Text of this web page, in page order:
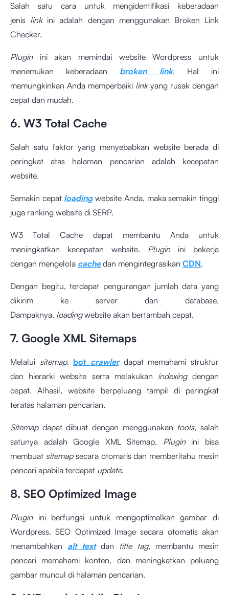
Salah satu cara untuk mengidentifikasi keberadaan
jenis link ini adalah dengan menggunakan Broken Link
Checker.
Pluginini akan memindai website Wordpress untuk
menemukan keberadaan broken link. Hal ini
memungkinkan Anda memperbaiki linkyang rusak dengan
cepat dan mudah.
6. W3 Total Cache
Salah satu faktor yang menyebabkan website berada di
peringkat atas halaman pencarian adalah kecepatan
website.
Semakin cepat loadingwebsite Anda, maka semakin tinggi
juga ranking website di SERP.
W3 Total Cache dapat membantu Anda untuk
meningkatkan kecepatan website. Plugin ini bekerja
dengan mengelola cache dan mengintegrasikan CDN.
Dengan begitu, terdapat pengurangan jumlah data yang
dikirim ke server dan database.
Dampaknya, loadingwebsite akan bertambah cepat.
7. Google XML Sitemaps
Melalui sitemap, bot crawler dapat memahami struktur
dan hierarki website serta melakukan indexingdengan
cepat. Alhasil, website berpeluang tampil di peringkat
teratas halaman pencarian.
Sitemap dapat dibuat dengan menggunakan tools, salah
satunya adalah Google XML Sitemap. Plugin ini bisa
membuat sitemapsecara otomatis dan memberitahu mesin
pencari apabila terdapat update.
8. SEO Optimized Image
Pluginini berfungsi untuk mengoptimalkan gambar di
Wordpress. SEO Optimized Image secara otomatis akan
menambahkan alt text dan title tag, membantu mesin
pencari memahami konten, dan meningkatkan peluang
gambar muncul di halaman pencarian.